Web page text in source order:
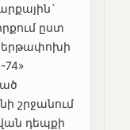
ըստ
շրջանում
դեպքի